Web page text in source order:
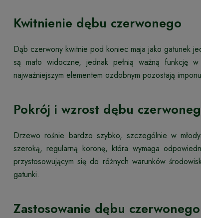
Kwitnienie dębu czerwonego
Dąb czerwony kwitnie pod koniec maja jako gatunek
są mało widoczne, jednak pełnią ważną funkcję
najważniejszym elementem ozdobnym pozostają
Pokrój i wzrost dębu
Drzewo rośnie bardzo szybko, szczególnie w
szeroką, regularną koronę, która wymaga
przystosowującym się do różnych warunków
gatunki.
Zastosowanie dębu czerwonego